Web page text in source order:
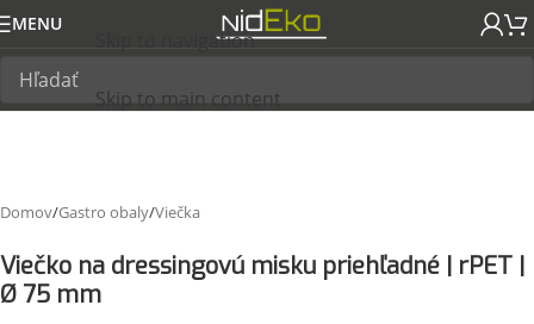
Skip to navigation
Skip to main content
MENU
Domov/Gastro obaly/Viečka
Viečko na dressingovú misku priehľadné | rPET |
Ø 75 mm